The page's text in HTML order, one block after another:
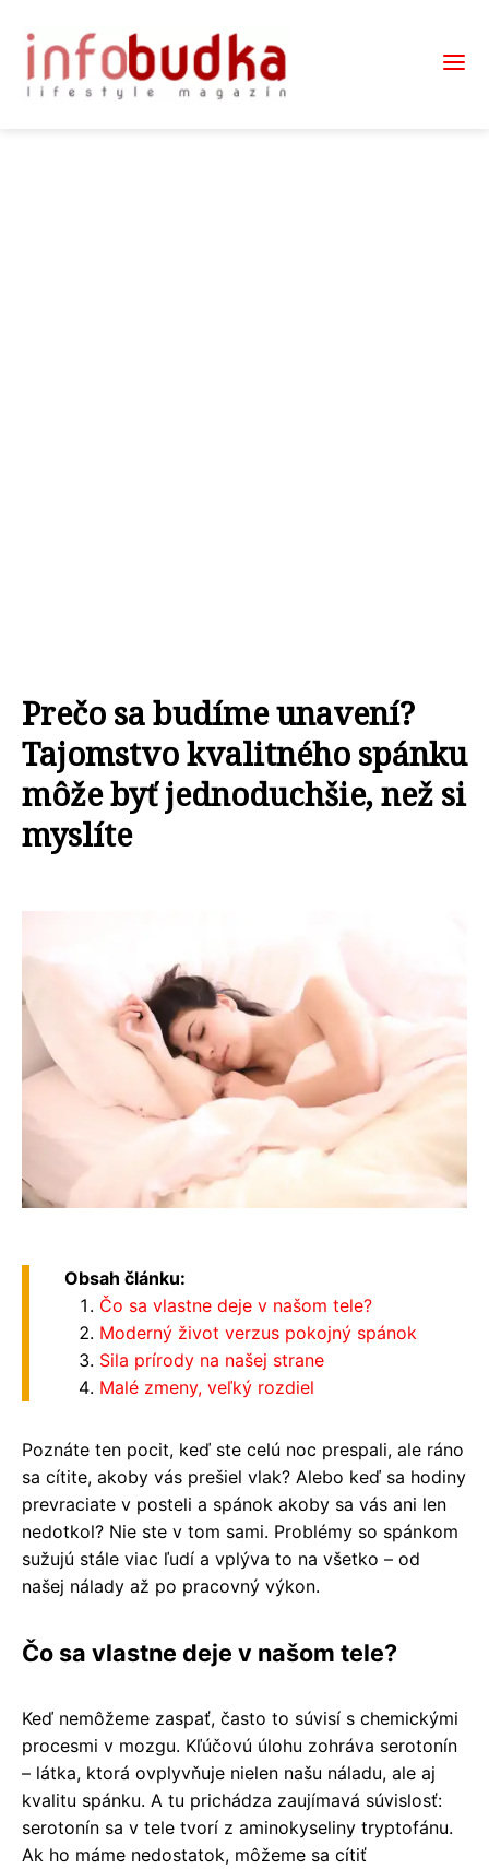
Prečo sa budíme unavení?
Tajomstvo kvalitného spánku
môže byť jednoduchšie, než si
myslíte
Obsah článku:
Čo sa vlastne deje v našom tele?
Moderný život verzus pokojný spánok
Sila prírody na našej strane
Malé zmeny, veľký rozdiel
Poznáte ten pocit, keď ste celú noc prespali, ale ráno
sa cítite, akoby vás prešiel vlak? Alebo keď sa hodiny
prevraciate v posteli a spánok akoby sa vás ani len
nedotkol? Nie ste v tom sami. Problémy so spánkom
sužujú stále viac ľudí a vplýva to na všetko – od
našej nálady až po pracovný výkon.
Čo sa vlastne deje v našom tele?
Keď nemôžeme zaspať, často to súvisí s chemickými
procesmi v mozgu. Kľúčovú úlohu zohráva serotonín
– látka, ktorá ovplyvňuje nielen našu náladu, ale aj
kvalitu spánku. A tu prichádza zaujímavá súvislosť:
serotonín sa v tele tvorí z aminokyseliny tryptofánu.
Ak ho máme nedostatok, môžeme sa cítiť